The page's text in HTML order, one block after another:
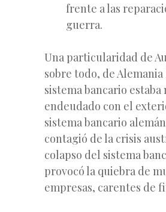
frente a las
guerra.
Una particularidad de
sobre todo, de Alemania
sistema bancario estaba
endeudado con el
sistema bancario
contagió de la crisis
colapso del sistema
provocó la quiebra de
empresas, carentes de